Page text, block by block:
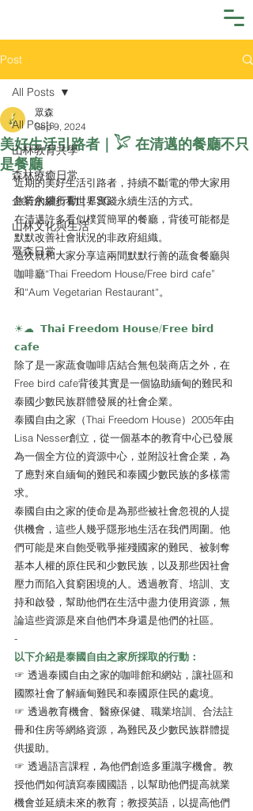
Post
All Posts
山林教育共學
森林療癒日常
企業永續行動｜ESG
山林文化與生活
眾森日常
All Posts
美好生活引路者｜𓅯 在清邁的餐廳不只
是餐廳
眾森
Sep 9, 2024
近期的美好生活引路者，持續不斷電的帶大家用
旅行的腳步看世界實踐永續生活的方式。
在清邁許多看似樸質簡單的餐廳，背後可能都是
默默改善社會狀況的非政府組織。
這次就和大家分享這兩間默默行善的蔬食餐廳與
咖啡廳“Thai Freedom House/Free bird cafe”
和“Aum Vegetarian Restaurant“。
☀︎☁︎  𝗧𝗵𝗮𝗶 𝗙𝗿𝗲𝗲𝗱𝗼𝗺 𝗛𝗼𝘂𝘀𝗲/𝗙𝗿𝗲𝗲 𝗯𝗶𝗿𝗱
𝗰𝗮𝗳𝗲
除了是一家蔬食咖啡店結合無包裝商店之外，在
Free bird cafe背後其實是一個協助緬甸的難民和
泰國少數民族群體發展的社會企業。
泰國自由之家（Thai Freedom House）2005年由
Lisa Nesser創立，從一個基本的教育中心已發展
為一個全方位的資源中心，並附設社會企業，為
了應對來自緬甸的難民和泰國少數民族的多樣需
求。
泰國自由之家的使命是為那些被社會忽視的人提
供機會，這些人幾乎隱形地生活在我們周圍。他
們可能是來自飽受戰爭摧殘國家的難民、被剝奪
基本人權的原住民和少數民族，以及那些因社會
壓力而陷入貧窮困境的人。透過教育、培訓、支
持和啟發，幫助他們在生活中盡力使用資源，無
論這些資源是來自他們本身還是他們的社區。
-
以下介紹是泰國自由之家所採取的行動：
☞ 透過泰國自由之家的咖啡館和網站，讓社區和
國際社會了解緬甸難民和泰國原住民的處境。
☞ 透過教育機會、醫療保健、職業培訓、合法註
冊和住房等網絡資源，為難民及少數民族群體提
供援助。
☞ 透過語言課程，為他們創造多重識字機會。教
授他們如何讀寫泰國國語，以幫助他們提高就業
機會並延續未來的教育；教授英語，以提高他們